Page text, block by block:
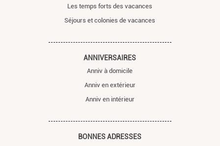
Les temps forts des vacances
Séjours et colonies de vacances
ANNIVERSAIRES
Anniv à domicile
Anniv en extérieur
Anniv en intérieur
BONNES ADRESSES